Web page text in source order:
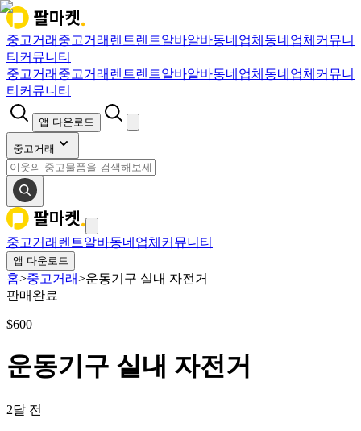
중고거래 중고거래 렌트렌트알바알바동네업체 동네업체 커뮤니
티 커뮤니티
중고거래 중고거래 렌트렌트알바알바동네업체 동네업체 커뮤니
티 커뮤니티
앱 다운로드
중고거래
중고거래 렌트알바동네업체 커뮤니티
앱 다운로드
홈>중고거래>운동기구 실내 자전거
판매완료
$600
운동기구 실내 자전거
2달 전